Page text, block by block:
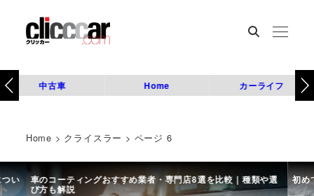
中古車 Home カーライフ
Home > クライスラー > ページ 6
い 車のコーティングおすすめ業者・専門店8選を比較｜種類や選
び方も解説
初め